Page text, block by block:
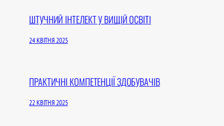
ШТУЧНИЙ ІНТЕЛЕКТ У ВИЩІЙ ОСВІТІ
24 КВІТНЯ 2025
ПРАКТИЧНІ КОМПЕТЕНЦІЇ ЗДОБУВАЧІВ
22 КВІТНЯ 2025